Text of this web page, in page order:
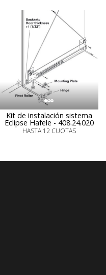
Kit de instalación sistema
Eclipse Hafele - 408.24.020
HASTA 12 CUOTAS